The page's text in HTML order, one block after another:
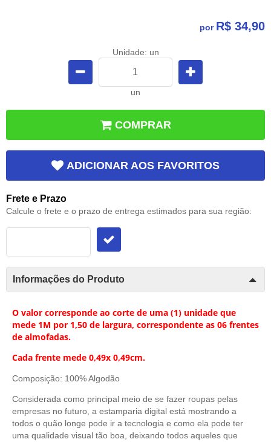
por R$ 34,90
Unidade: un
un
COMPRAR
ADICIONAR AOS FAVORITOS
Frete e Prazo
Calcule o frete e o prazo de entrega estimados para sua região:
Informações do Produto
O valor corresponde ao corte de uma (1) unidade que
mede 1M por 1,50 de largura, correspondente as 06 frentes
de almofadas.
Cada frente mede 0,49x 0,49cm.
Composição: 100% Algodão
Considerada como principal meio de se fazer roupas pelas
empresas no futuro, a estamparia digital está mostrando a
todos o quão longe pode ir a tecnologia e como ela pode ter
uma qualidade visual tão boa, deixando todos aqueles que